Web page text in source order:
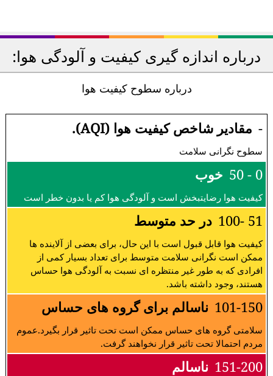
درباره اندازه گیری کیفیت و آلودگی هوا:
درباره سطوح کیفیت هوا
- مقادیر شاخص کیفیت هوا (AQI).
سطوح نگرانی سلامت
0 - 50 خوب
کیفیت هوا رضایتبخش است و آلودگی هوا کم یا بدون خطر است
51 -100 در حد متوسط
کیفیت هوا قابل قبول است با این حال، برای بعضی از آلاینده ها
ممکن است نگرانی سلامت متوسط برای تعداد بسیار کمی از
افرادی که به طور غیر منتظره ای نسبت به آلودگی هوا حساس
هستند، وجود داشته باشد.
101-150 ناسالم برای گروه های حساس
سلامتی گروه های حساس ممکن است تحت تاثیر قرار بگیرد.عموم
مردم احتمالا تحت تاثیر قرار نخواهند گرفت.
151-200 ناسالم